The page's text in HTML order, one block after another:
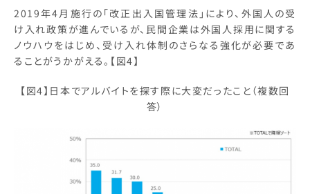
2019年4月施行の「改正出入国管理法」により、外国人の受
け入れ政策が進んでいるが、民間企業は外国人採用に関する
ノウハウをはじめ、受け入れ体制のさらなる強化が必要であ
ることがうかがえる。【図4】
【図4】日本でアルバイトを探す際に大変だったこと（複数回
答）